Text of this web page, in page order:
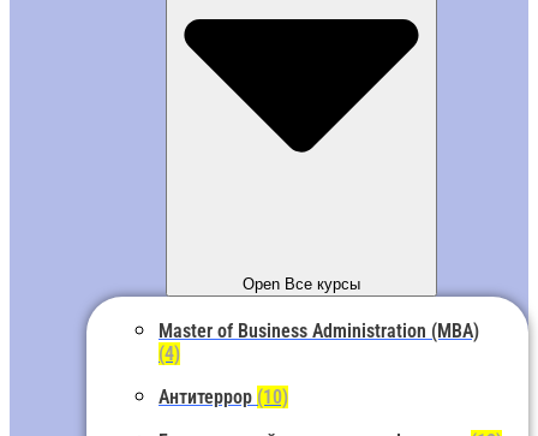
Open Все курсы
Master of Business Administration (MBA)
(4)
Антитеррор (10)